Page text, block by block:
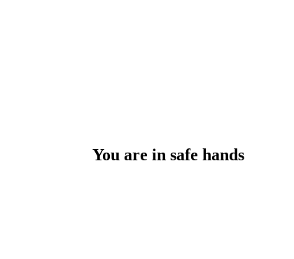
You are in safe hands